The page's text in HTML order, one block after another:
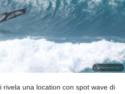
rivela una location con spot wave di